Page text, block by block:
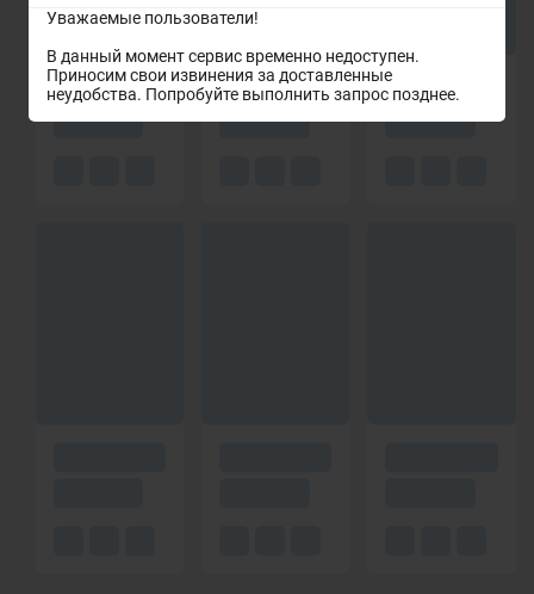
Уважаемые пользователи!
В данный момент сервис временно недоступен.
Приносим свои извинения за доставленные
неудобства. Попробуйте выполнить запрос позднее.